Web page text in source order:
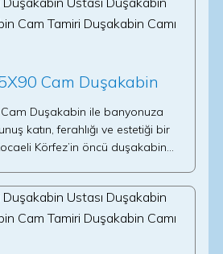
Cam Duşakabin
Duşakabin ile banyonuza
katın, ferahlığı ve estetiği bir
Körfez’in öncü duşakabin…